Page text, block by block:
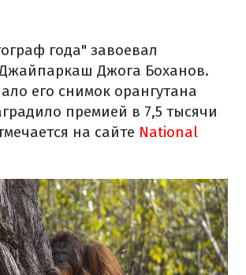
года" завоевал
Джога Боханов.
его снимок орангутана
премией в 7,5 тысячи
на сайте National